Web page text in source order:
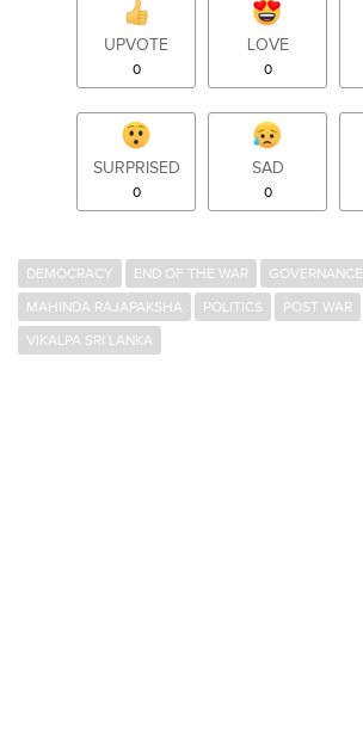
UPVOTE
0
LOVE
0
SURPRISED
0
SAD
0
DEMOCRACY END OF THE WAR
GOVERNANCE
MAHINDA RAJAPAKSHA
POLITICS POST WAR
VIKALPA SRI LANKA